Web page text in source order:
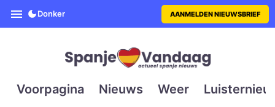
SpanjeVandaag is de eerste
Donker AANMELDEN NIEUWSBRIEF
Voorpagina Nieuws Weer